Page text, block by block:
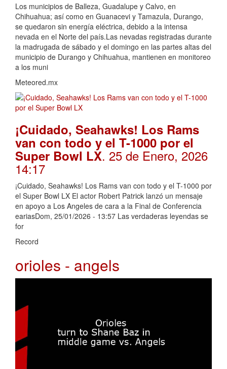
Los municipios de Balleza, Guadalupe y Calvo, en
Chihuahua; así como en Guanacevi y Tamazula, Durango,
se quedaron sin energía eléctrica, debido a la intensa
nevada en el Norte del país.Las nevadas registradas durante
la madrugada de sábado y el domingo en las partes altas del
municipio de Durango y Chihuahua, mantienen en monitoreo
a los muni
Meteored.mx
¡Cuidado, Seahawks! Los Rams
van con todo y el T-1000 por el
Super Bowl LX. 25 de Enero, 2026
14:17
¡Cuidado, Seahawks! Los Rams van con todo y el T-1000 por
el Super Bowl LX El actor Robert Patrick lanzó un mensaje
en apoyo a Los Angeles de cara a la Final de Conferencia
eariasDom, 25/01/2026 - 13:57 Las verdaderas leyendas se
for
Record
orioles - angels